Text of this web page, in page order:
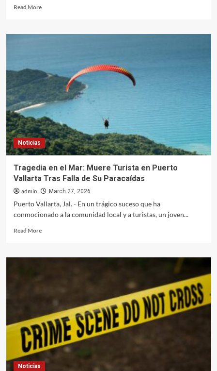
Read MoreRead
Juarenses
Tercera
Carrera
Mascotas
en
El
Chamizal
Noticias
Tragedia en el Mar: Muere Turista en Puerto
Vallarta Tras Falla de Su Paracaídas
admin March 27, 2026
Puerto Vallarta, Jal. - En un trágico suceso que ha
conmocionado a la comunidad local y a turistas, un joven...
Read MoreRead
Tragedia
en
Puerto
Vallarta
Tras
Falla
de
Noticias